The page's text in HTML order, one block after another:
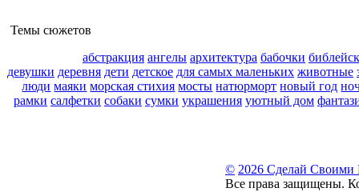
Темы сюжетов
абстракция ангелы архитектура бабочки
девушки деревня дети детское для самых маленьких животные
люди маяки морская стихия мосты натюрморт новый год
рамки салфетки собаки сумки украшения уютный дом
© 2026 Сделай Своими
Все права защищены.